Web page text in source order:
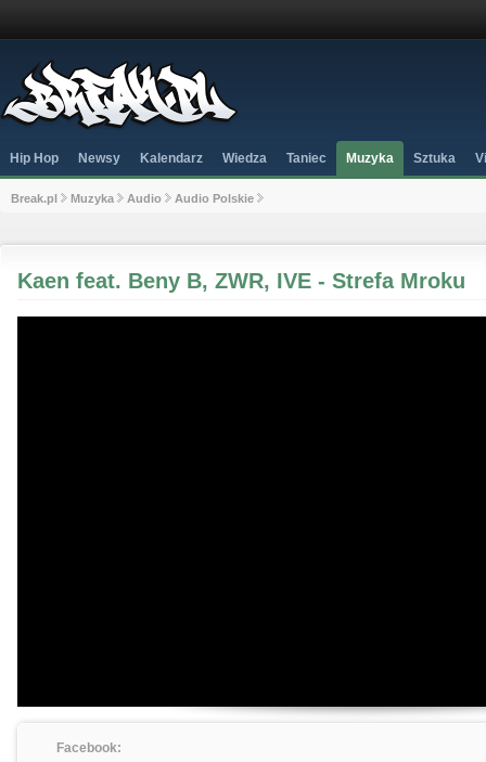
Hip Hop Newsy Kalendarz Wiedza Taniec Muzyka Sztuka
Break.pl Muzyka Audio Audio Polskie
Kaen feat. Beny B, ZWR, IVE - Strefa Mroku
Facebook: